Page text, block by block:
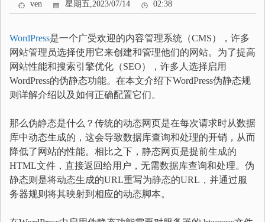
ven 星期五,2023/07/14 02:38
WordPress是一个广受欢迎的内容管理系统（CMS），许多
网站管理员选择使用它来创建和管理他们的网站。为了提高
网站性能和搜索引擎优化（SEO），许多人选择启用
WordPress的伪静态功能。在本文介绍下WordPress伪静态规
则详解介绍以及如何正确配置它们。
那么伪静态是什么？传统的动态网页是在每次请求时从数据
库中动态生成的，这会导致数据库查询和处理的开销，从而
降低了网站的性能。相比之下，静态网页是提前生成的
HTML文件，直接返回给用户，无需数据库查询和处理。伪
静态则是将动态生成的URL重写为静态的URL，并通过服
务器规则将其映射到相应的动态脚本。